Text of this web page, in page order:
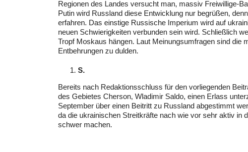
Regionen des Landes versucht man, massiv Freiwillige-
Putin wird Russland diese Entwicklung nur begrüßen,
erfahren. Das einstige Russische Imperium wird auf
neuen Schwierigkeiten verbunden sein wird. Schließlich
Tropf Moskaus hängen. Laut Meinungsumfragen sind die
Entbehrungen zu dulden.
S.
Bereits nach Redaktionsschluss für den vorliegenden
des Gebietes Cherson, Wladimir Saldo, einen Erlass
September über einen Beitritt zu Russland abgestimmt
da die ukrainischen Streitkräfte nach wie vor sehr aktiv in
schwer machen.